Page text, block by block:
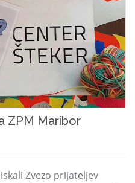
ZPM Maribor
Zvezo prijateljev